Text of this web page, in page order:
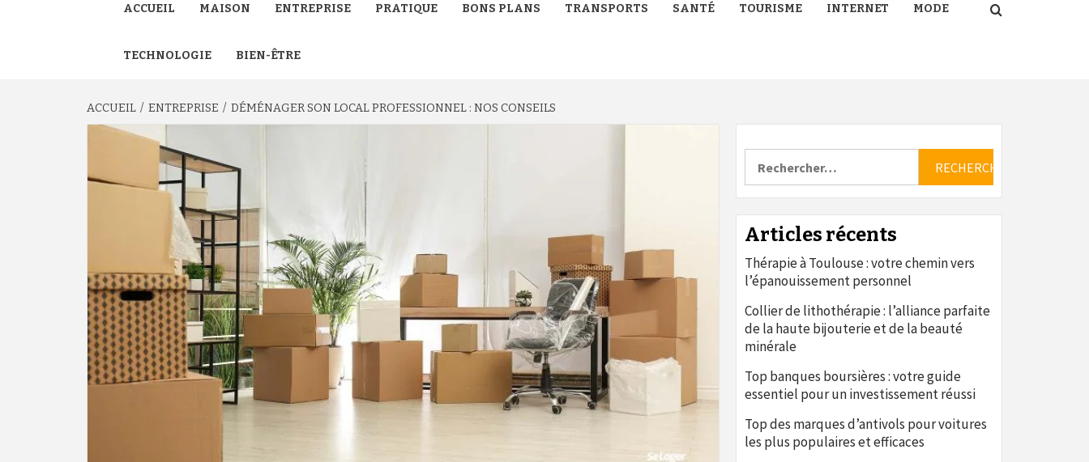
ACCUEIL MAISON ENTREPRISE PRATIQUE BONS PLANS TRANSPORTS SANTÉ TOURISME INTERNET MODE
TECHNOLOGIE BIEN-ÊTRE
ACCUEIL ENTREPRISE DÉMÉNAGER SON LOCAL PROFESSIONNEL : NOS CONSEILS
Articles récents
Thérapie à Toulouse : votre chemin vers
l’épanouissement personnel
Collier de lithothérapie : l’alliance parfaite
de la haute bijouterie et de la beauté
minérale
Top banques boursières : votre guide
essentiel pour un investissement réussi
Top des marques d’antivols pour voitures
les plus populaires et efficaces